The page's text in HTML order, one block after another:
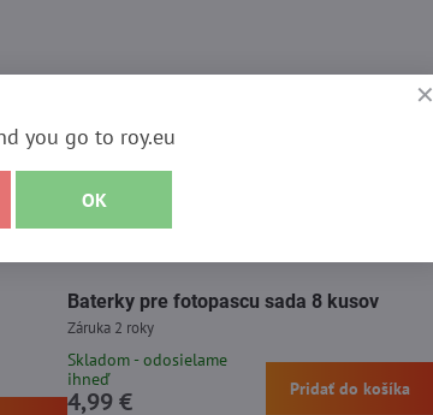
Baterky pre fotopascu sada 8 kusov
Záruka 2 roky
Skladom - odosielame
ihneď
4,99 € Pridať do košíka
you go to roy.eu
OK